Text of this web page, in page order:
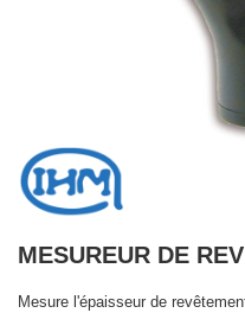
MESUREUR DE
Mesure l'épaisseur de